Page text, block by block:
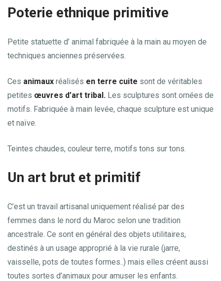
Poterie ethnique primitive
Petite statuette d’ animal fabriquée à la main au moyen de
techniques anciennes préservées.
Ces animaux réalisés en terre cuite sont de véritables
petites œuvres d’art tribal. Les sculptures sont ornées de
motifs. Fabriquée à main levée, chaque sculpture est unique
et naïve.
Teintes chaudes, couleur terre, motifs tons sur tons.
Un art brut et primitif
C’est un travail artisanal uniquement réalisé par des
femmes dans le nord du Maroc selon une tradition
ancestrale. Ce sont en général des objets utilitaires,
destinés à un usage approprié à la vie rurale (jarre,
vaisselle, pots de toutes formes..) mais elles créent aussi
toutes sortes d’animaux pour amuser les enfants.